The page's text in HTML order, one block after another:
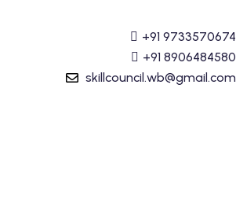
+91 9733570674
+91 8906484580
skillcouncil.wb@gmail.com